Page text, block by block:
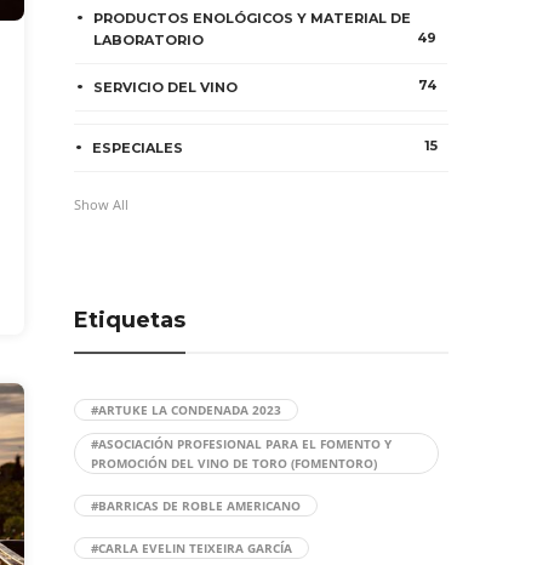
PRODUCTOS ENOLÓGICOS Y MATERIAL DE
LABORATORIO
49
SERVICIO DEL VINO 74
ESPECIALES 15
Show All
Etiquetas
#ARTUKE LA CONDENADA 2023
#ASOCIACIÓN PROFESIONAL PARA EL FOMENTO Y
PROMOCIÓN DEL VINO DE TORO (FOMENTORO)
#BARRICAS DE ROBLE AMERICANO
#CARLA EVELIN TEIXEIRA GARCÍA